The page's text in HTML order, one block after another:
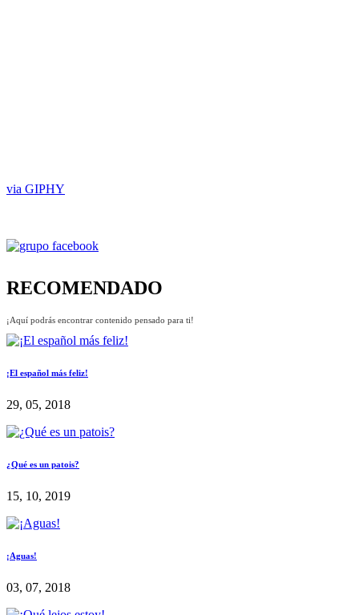
via GIPHY
RECOMENDADO
¡Aquí podrás encontrar contenido pensado para ti!
¡El español más feliz!
29, 05, 2018
¿Qué es un patois?
15, 10, 2019
¡Aguas!
03, 07, 2018